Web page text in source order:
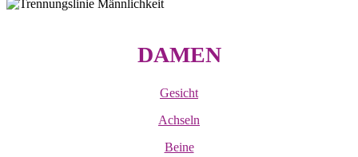
DAMEN
Gesicht
Achseln
Beine